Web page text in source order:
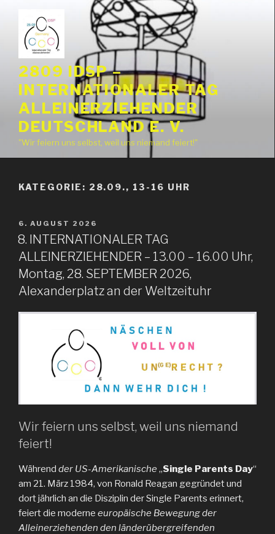
springen
2809 IDSP –
INTERNATIONALER TAG
ALLEINERZIEHENDER
DEUTSCHLAND E. V.
"Wir feiern uns selbst, weil uns niemand feiert!"
KATEGORIE: 28.09., 13-16 UHR
VERÖFFENTLICHT
AM
6. AUGUST 2026
8. INTERNATIONALER TAG
ALLEINERZIEHENDER – 13.00 – 16.00 Uhr,
Montag, 28. SEPTEMBER 2026,
Alexanderplatz an der Weltzeituhr
Wir feiern uns selbst, weil uns niemand
feiert!
Während der US-Amerikanische „Single Parents Day“
am 21. März 1984, von Ronald Reagan gegründet und
dort jährlich an die Disziplin der Single Parents erinnert,
feiert die moderne europäische Bewegung der
Alleinerziehenden den länderübergreifenden